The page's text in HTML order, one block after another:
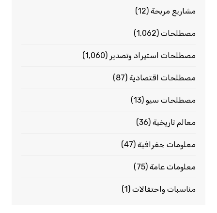
مشاريع مربحة(12)
مصطلحات(1٬062)
مصطلحات استيراد وتصدير (1٬060)
مصطلحات اقتصادية(87)
مصطلحات سيو(13)
معالم تاريخية(36)
معلومات جغرافية(47)
معلومات عامة(75)
مناسبات واحتفالات(1)